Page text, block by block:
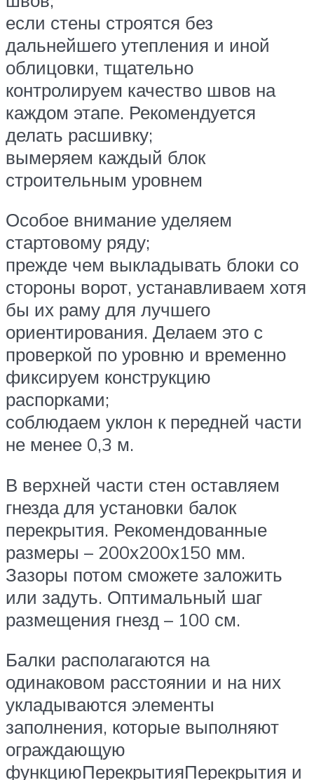
если стены строятся без
дальнейшего утепления и иной
облицовки, тщательно
контролируем качество швов на
каждом этапе. Рекомендуется
делать расшивку;
вымеряем каждый блок
строительным уровнем
Особое внимание уделяем
стартовому ряду;
прежде чем выкладывать блоки со
стороны ворот, устанавливаем хотя
бы их раму для лучшего
ориентирования. Делаем это с
проверкой по уровню и временно
фиксируем конструкцию
распорками;
соблюдаем уклон к передней части
не менее 0,3 м.
В верхней части стен оставляем
гнезда для установки балок
перекрытия. Рекомендованные
размеры – 200х200х150 мм.
Зазоры потом сможете заложить
или задуть. Оптимальный шаг
размещения гнезд – 100 см.
Балки располагаются на
одинаковом расстоянии и на них
укладываются элементы
заполнения, которые выполняют
ограждающую
функциюПерекрытияПерекрытия и